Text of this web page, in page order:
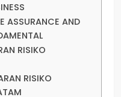
ASSURANCE AND
RISIKO
RISIKO